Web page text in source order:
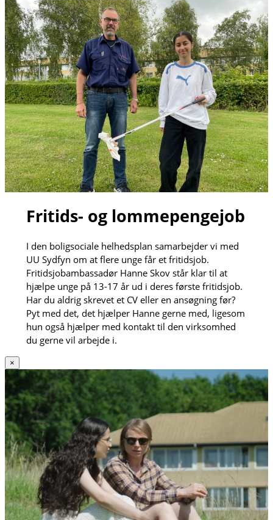
Fritids- og lommepengejob
I den boligsociale helhedsplan samarbejder vi med
UU Sydfyn om at flere unge får et fritidsjob.
Fritidsjobambassadør Hanne Skov står klar til at
hjælpe unge på 13-17 år ud i deres første fritidsjob.
Har du aldrig skrevet et CV eller en ansøgning før?
Pyt med det, det hjælper Hanne gerne med, ligesom
hun også hjælper med kontakt til den virksomhed
du gerne vil arbejde i.
×